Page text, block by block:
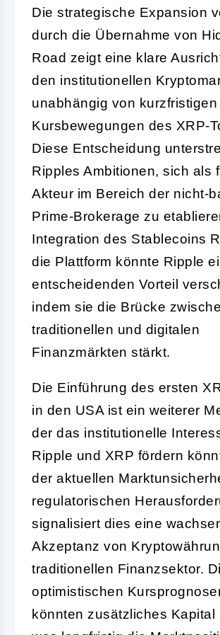
Die strategische Expansion
durch die Übernahme von
Road zeigt eine klare
den institutionellen
unabhängig von kurzfristigen
Kursbewegungen des XRP-
Diese Entscheidung
Ripples Ambitionen, sich als
Akteur im Bereich der nicht-
Prime-Brokerage zu
Integration des Stablecoins
die Plattform könnte Ripple
entscheidenden Vorteil
indem sie die Brücke
traditionellen und digitalen
Finanzmärkten stärkt.
Die Einführung des ersten
in den USA ist ein weiterer
der das institutionelle
Ripple und XRP fördern
der aktuellen
regulatorischen
signalisiert dies eine
Akzeptanz von
traditionellen Finanzsektor.
optimistischen
könnten zusätzliches Kapital